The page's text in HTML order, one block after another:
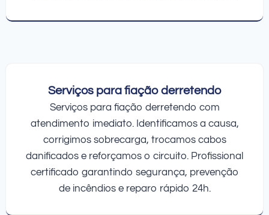
Serviços para fiação derretendo
Serviços para fiação derretendo com
atendimento imediato. Identificamos a causa,
corrigimos sobrecarga, trocamos cabos
danificados e reforçamos o circuito. Profissional
certificado garantindo segurança, prevenção
de incêndios e reparo rápido 24h.